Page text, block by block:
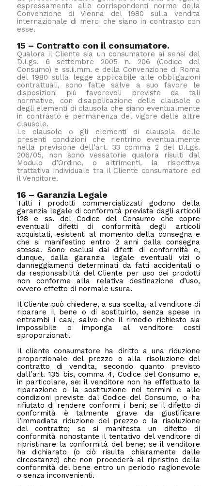
espressamente alle corrispondenti norme della
Convenzione di Vienna del 1980 sulla vendita
internazionale di merci che siano in contrasto con
esse.
15 – Contratto con il consumatore.
Qualora il Cliente sia un consumatore ai sensi del
D.Lgs. 6 settembre 2005 n. 206 (Codice del
Consumo) e ss.ii.mm. e della Convenzione di Roma
del 1980 sulla legge applicabile alle obbligazioni
contrattuali, sono fatte salve a suo favore le
disposizioni più favorevoli previste da tali
normative, con disapplicazione delle clausole o
degli elementi di clausola che siano eventualmente
in contrasto e permanenza del vigore delle altre
clausole.
Le clausole o gli elementi di clausola delle
presenti condizioni che rientrino eventualmente
nella previsione dell’art. 33 comma 2 del D.Lgs.
206/05, non sono vessatorie qualora risulti dal
Modulo d’Ordine, o altrimenti, la rispettiva
trattativa individuale tra il Cliente consumatore ed
il Venditore.
16 – Garanzia Legale
Tutti i prodotti commercializzati godono della
garanzia legale di conformità prevista dagli articoli
128 e ss. del Codice del Consumo che copre
eventuali difetti di conformità degli articoli
acquistati, esistenti al momento della consegna e
che si manifestino entro 2 anni dalla consegna
stessa. Sono esclusi dai difetti di conformità e,
dunque, dalla garanzia legale eventuali vizi o
danneggiamenti determinati da fatti accidentali o
da responsabilità del Cliente per uso dei prodotti
non conforme alla relativa destinazione d’uso,
ovvero effetto di normale usura.
Il Cliente può chiedere, a sua scelta, al venditore di
riparare il bene o di sostituirlo, senza spese in
entrambi i casi, salvo che il rimedio richiesto sia
impossibile o imponga al venditore costi
sproporzionati.
Il cliente consumatore ha diritto a una riduzione
proporzionale del prezzo o alla risoluzione del
contratto di vendita, secondo quanto previsto
dall’art. 135 bis, comma 4, Codice del Consumo e,
in particolare, se: il venditore non ha effettuato la
riparazione o la sostituzione nei termini e alle
condizioni previste dal Codice del Consumo, o ha
rifiutato di rendere conformi i beni; se il difetto di
conformità è talmente grave da giustificare
l’immediata riduzione del prezzo o la risoluzione
del contratto; se si manifesta un difetto di
conformità nonostante il tentativo del venditore di
ripristinare la conformità del bene; se il venditore
ha dichiarato (o ciò risulta chiaramente dalle
circostanze) che non procederà al ripristino della
conformità del bene entro un periodo ragionevole
o senza inconvenienti.